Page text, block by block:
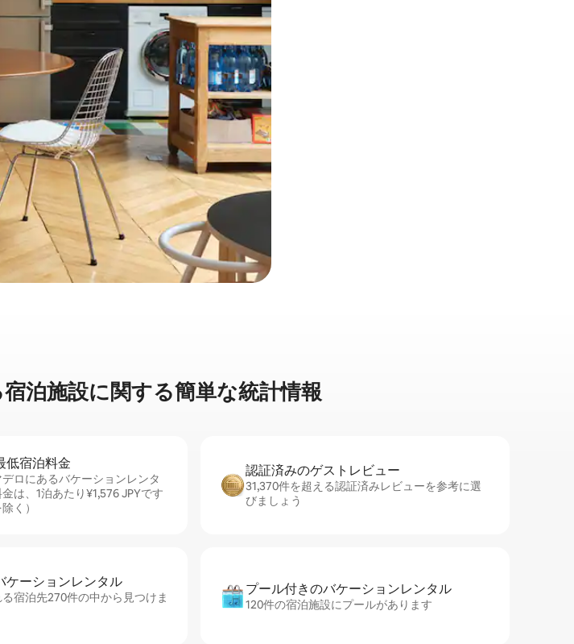
スワイプして検索結果を確認することができます。
泊⁠施⁠設⁠に関⁠す⁠る簡⁠単⁠な統⁠計⁠情⁠報
低⁠宿⁠泊⁠料⁠金
ロにあるバケーションレンタ
は、1泊あたり¥1,576 JPYです
く）
認証済みのゲ⁠ス⁠ト⁠レ⁠ビ⁠ュ⁠ー
31,370件を超える認証済みレビューを参考に選
びましょう
ケ⁠ー⁠シ⁠ョ⁠ンレ⁠ン⁠タ⁠ル
宿泊先270件の中から見つけま
プール付きのバ⁠ケ⁠ー⁠シ⁠ョ⁠ンレ⁠ン⁠タ⁠ル
120件の宿泊施設にプールがあります